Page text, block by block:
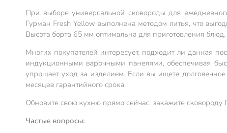
При выборе универсальной сковороды для
Гурман Fresh Yellow выполнена методом литья, что
Высота борта 65 мм оптимальна для приготовления
Многих покупателей интересует, подходит ли данная
индукционными варочными панелями, обеспечивая
упрощает уход за изделием. Если вы ищете
месяцев гарантийного срока.
Обновите свою кухню прямо сейчас: закажите
Частые вопросы: